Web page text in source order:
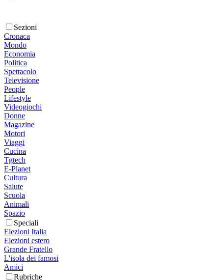
Sezioni
Cronaca
Mondo
Economia
Politica
Spettacolo
Televisione
People
Lifestyle
Videogiochi
Donne
Magazine
Motori
Viaggi
Cucina
Tgtech
E-Planet
Cultura
Salute
Scuola
Animali
Spazio
Speciali
Elezioni Italia
Elezioni estero
Grande Fratello
L'isola dei famosi
Amici
Rubriche